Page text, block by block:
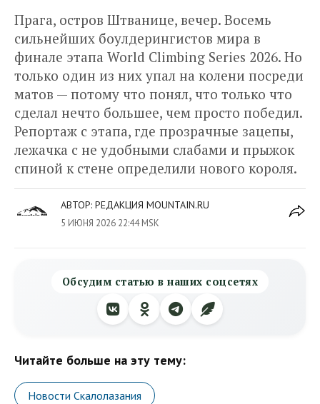
Прага, остров Штванице, вечер. Восемь
сильнейших боулдерингистов мира в
финале этапа World Climbing Series 2026. Но
только один из них упал на колени посреди
матов — потому что понял, что только что
сделал нечто большее, чем просто победил.
Репортаж с этапа, где прозрачные зацепы,
лежачка с не удобными слабами и прыжок
спиной к стене определили нового короля.
АВТОР: РЕДАКЦИЯ MOUNTAIN.RU
5 ИЮНЯ 2026 22:44 MSK
Обсудим статью в наших соцсетях
Читайте больше на эту тему:
Новости Скалолазания